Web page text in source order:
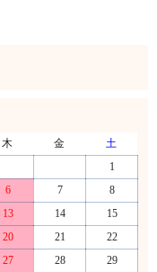
木 金
土
1
6 7
8
13 14
15
20 21
22
27 28
29